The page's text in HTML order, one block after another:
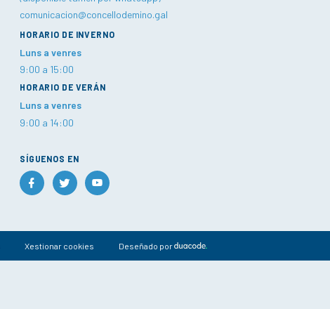
comunicacion@concellodemino.gal
HORARIO DE INVERNO
Luns a venres
9:00 a 15:00
HORARIO DE VERÁN
Luns a venres
9:00 a 14:00
SÍGUENOS EN
Xestionar cookies Deseñado por